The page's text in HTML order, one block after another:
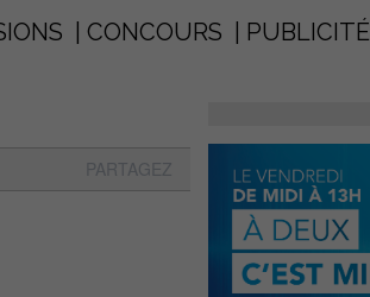
CONCOURS PUBLICITÉ
PARTAGEZ